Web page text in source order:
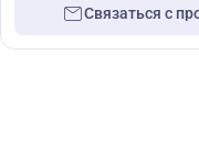
Связаться с